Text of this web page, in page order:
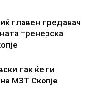
главен предавач
тренерска
пак ќе ги
МЗТ Скопје